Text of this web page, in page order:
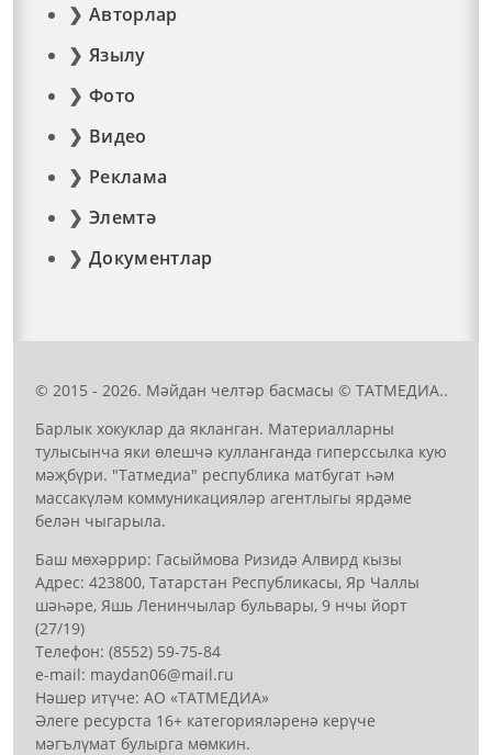
Авторлар
Язылу
Фото
Видео
Реклама
Элемтә
Документлар
© 2015 - 2026. Мәйдан челтәр басмасы © ТАТМЕДИА..
Барлык хокуклар да якланган. Материалларны
тулысынча яки өлешчә кулланганда гиперссылка кую
мәҗбүри. "Татмедиа" республика матбугат һәм
массакүләм коммуникацияләр агентлыгы ярдәме
белән чыгарыла.
Баш мөхәррир: Гасыймова Ризидә Алвирд кызы
Адрес: 423800, Татарстан Республикасы, Яр Чаллы
шәһәре, Яшь Ленинчылар бульвары, 9 нчы йорт
(27/19)
Телефон: (8552) 59-75-84
е-mail: mауdаn06@mail.гu
Нәшер итүче: АО «ТАТМЕДИА»
Әлеге ресурста 16+ категорияләренә керүче
мәгълүмат булырга мөмкин.